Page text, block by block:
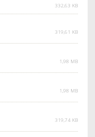
332,63 KB
319,61 KB
1,98 MB
1,98 MB
319,74 KB